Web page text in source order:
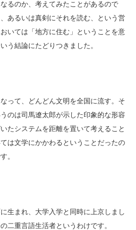
るのか、考えてみたことがあるので
あるいは真剣にそれを読む、という営
いては「地方に住む」ということを意
う結論にたどりつきました。
って、どんどん文明を全国に流す。そ
のは司馬遼太郎が示した印象的な形容
たシステムを距離を置いて考えること
は文学にかかわるということだったの
。
生まれ、大学入学と同時に上京しまし
二重言語生活者というわけです。